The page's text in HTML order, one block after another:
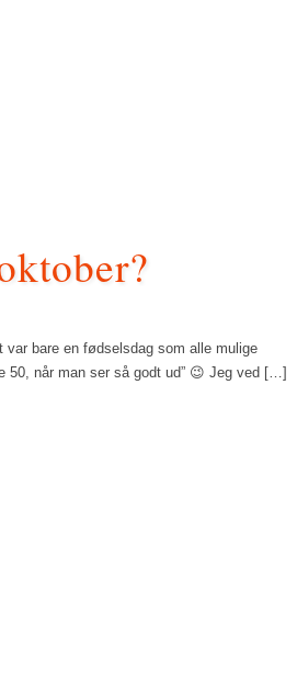
bare en fødselsdag som alle mulige
50, når man ser så godt ud” 😉 Jeg ved […]